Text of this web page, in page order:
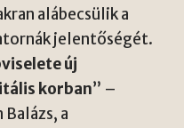
alábecsülik a
jelentőségét.
új
korban” –
Balázs, a